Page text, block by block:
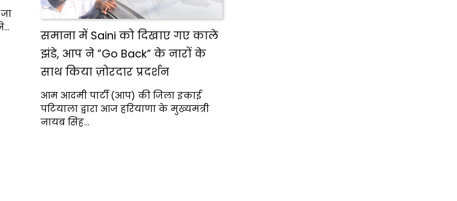
समाना में Saini को दिखाए गए काले
झंडे, आप ने ”Go Back” के नारों के
साथ किया ज़ोरदार प्रदर्शन
आम आदमी पार्टी (आप) की जिला इकाई
पटियाला द्वारा आज हरियाणा के मुख्यमंत्री
नायब सिंह…